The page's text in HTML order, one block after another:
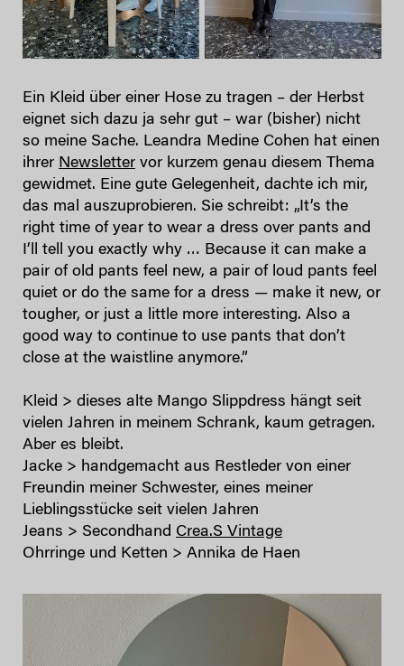
Ein Kleid über einer Hose zu tragen – der Herbst
eignet sich dazu ja sehr gut – war (bisher) nicht
so meine Sache. Leandra Medine Cohen hat einen
ihrer Newsletter vor kurzem genau diesem Thema
gewidmet. Eine gute Gelegenheit, dachte ich mir,
das mal auszuprobieren. Sie schreibt: „It’s the
right time of year to wear a dress over pants and
I’ll tell you exactly why … Because it can make a
pair of old pants feel new, a pair of loud pants feel
quiet or do the same for a dress — make it new, or
tougher, or just a little more interesting. Also a
good way to continue to use pants that don’t
close at the waistline anymore.”
Kleid > dieses alte Mango Slippdress hängt seit
vielen Jahren in meinem Schrank, kaum getragen.
Aber es bleibt.
Jacke > handgemacht aus Restleder von einer
Freundin meiner Schwester, eines meiner
Lieblingsstücke seit vielen Jahren
Jeans > Secondhand Crea.S Vintage
Ohrringe und Ketten > Annika de Haen